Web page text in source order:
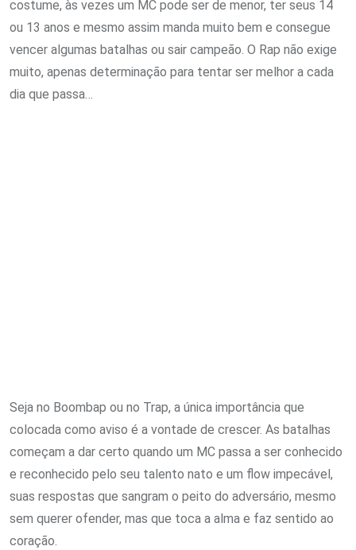
costume, às vezes um MC pode ser de menor, ter seus 14
ou 13 anos e mesmo assim manda muito bem e consegue
vencer algumas batalhas ou sair campeão. O Rap não exige
muito, apenas determinação para tentar ser melhor a cada
dia que passa…
Seja no Boombap ou no Trap, a única importância que
colocada como aviso é a vontade de crescer. As batalhas
começam a dar certo quando um MC passa a ser conhecido
e reconhecido pelo seu talento nato e um flow impecável,
suas respostas que sangram o peito do adversário, mesmo
sem querer ofender, mas que toca a alma e faz sentido ao
coração.